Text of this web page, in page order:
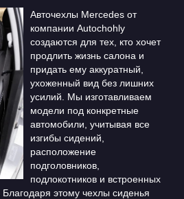
Авточехлы Mercedes от
компании Autochohly
создаются для тех, кто хочет
продлить жизнь салона и
придать ему аккуратный,
ухоженный вид без лишних
усилий. Мы изготавливаем
модели под конкретные
автомобили, учитывая все
изгибы сидений,
расположение
подголовников,
подлокотников и встроенных
этому чехлы сиденья